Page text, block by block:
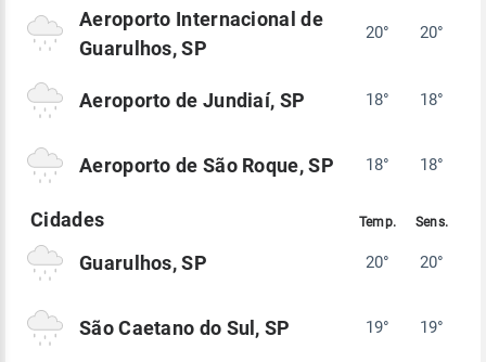
Aeroporto Internacional de
Guarulhos, SP
20° 20°
Aeroporto de Jundiaí, SP 18° 18°
Aeroporto de São Roque, SP 18° 18°
Guarulhos, SP 20° 20°
São Caetano do Sul, SP 19° 19°